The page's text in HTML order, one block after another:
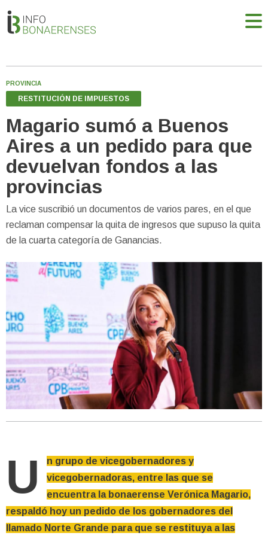
PROVINCIA
RESTITUCIÓN DE IMPUESTOS
Magario sumó a Buenos
Aires a un pedido para que
devuelvan fondos a las
provincias
La vice suscribió un documentos de varios pares, en el que
reclaman compensar la quita de ingresos que supuso la quita
de la cuarta categoría de Ganancias.
U
n grupo de vicegobernadores y
vicegobernadoras, entre las que se
encuentra la bonaerense Verónica Magario,
respaldó hoy un pedido de los gobernadores del
llamado Norte Grande para que se restituya a las